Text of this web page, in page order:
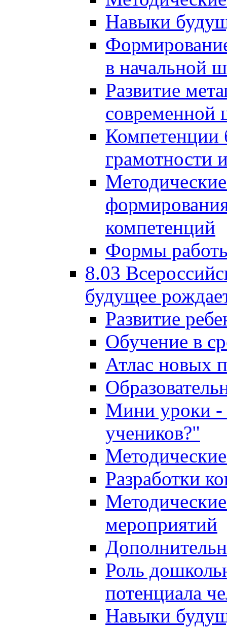
Навыки
в начальной
Развитие
современной
Компетенции
грамотности
компетенций
Формы
8.03
будущее
Развитие
Обучение в
Атлас новых
Мини уроки -
учеников?"
Разработки
мероприятий
Роль
потенциала
Навыки